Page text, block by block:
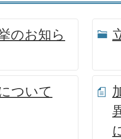
のお知ら
ついて